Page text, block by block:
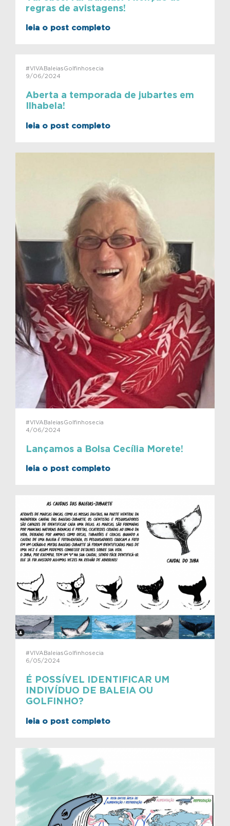
regras de avistagens!
leia o post completo
#VIVABaleiasGolfinhosecia
9/06/2024
Aberta a temporada de jubartes em
Ilhabela!
leia o post completo
#VIVABaleiasGolfinhosecia
4/06/2024
Lançamos a Bolsa Cecília Morete!
leia o post completo
#VIVABaleiasGolfinhosecia
6/05/2024
É POSSÍVEL IDENTIFICAR UM
INDIVÍDUO DE BALEIA OU
GOLFINHO?
leia o post completo